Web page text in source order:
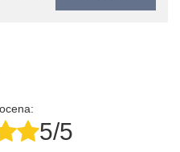
5/5